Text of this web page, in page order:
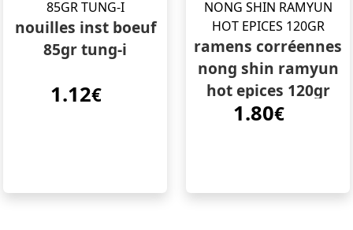
nouilles inst boeuf
85gr tung-i
1.12€
ramens corréennes
nong shin ramyun
hot epices 120gr
1.80€